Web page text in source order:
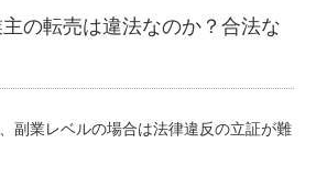
の転売は違法なのか？合法な
副業レベルの場合は法律違反の立証が難